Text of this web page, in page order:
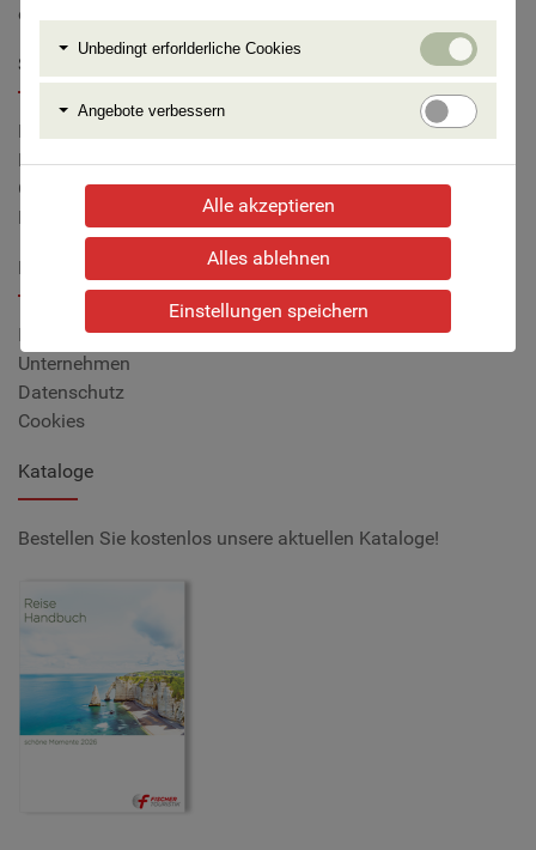
office@fischer-reisen.at
Service
Reiseversicherung
Reisegutscheine
Gruppen & Vereine
Reisepartner gesucht
Information
Impressum/Reisebedingungen
Unternehmen
Datenschutz
Cookies
Kataloge
Bestellen Sie kostenlos unsere aktuellen Kataloge!
Unbedingt erforlderliche Cookies
Cookies
Angebote verbessern
Alle akzeptieren
Alles ablehnen
Einstellungen speichern